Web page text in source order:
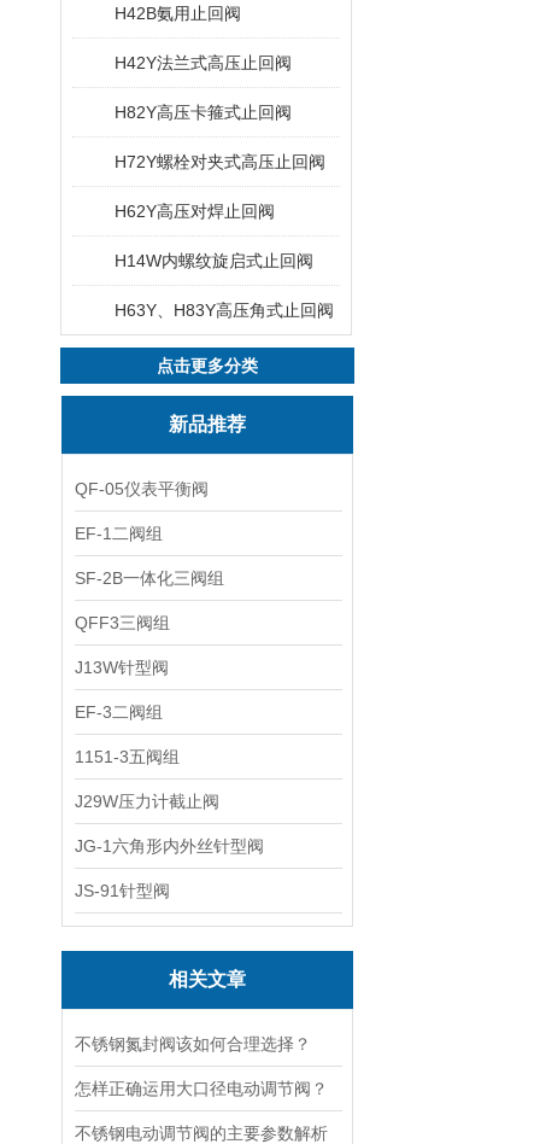
H42B氨用止回阀
H42Y法兰式高压止回阀
H82Y高压卡箍式止回阀
H72Y螺栓对夹式高压止回阀
H62Y高压对焊止回阀
H14W内螺纹旋启式止回阀
H63Y、H83Y高压角式止回阀
点击更多分类
新品推荐
QF-05仪表平衡阀
EF-1二阀组
SF-2B一体化三阀组
QFF3三阀组
J13W针型阀
EF-3二阀组
1151-3五阀组
J29W压力计截止阀
JG-1六角形内外丝针型阀
JS-91针型阀
相关文章
不锈钢氮封阀该如何合理选择？
怎样正确运用大口径电动调节阀？
不锈钢电动调节阀的主要参数解析